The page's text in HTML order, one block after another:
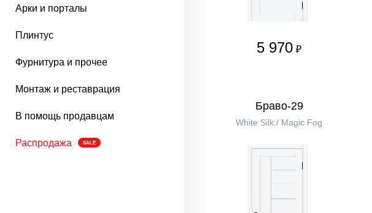
Арки и порталы
Плинтус
Фурнитура и прочее
Монтаж и реставрация
В помощь продавцам
Распродажа SALE
5 970 ₽
Браво-29
White Silk / Magic Fog